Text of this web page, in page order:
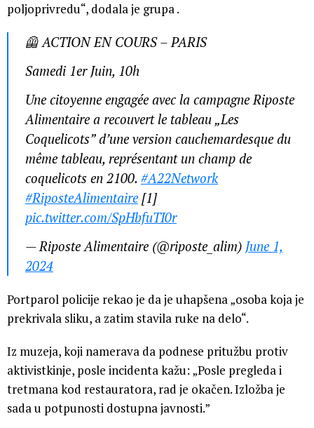
poljoprivredu“, dodala je grupa .
🦺 ACTION EN COURS – PARIS
Samedi 1er Juin, 10h
Une citoyenne engagée avec la campagne Riposte
Alimentaire a recouvert le tableau „Les
Coquelicots” d’une version cauchemardesque du
même tableau, représentant un champ de
coquelicots en 2100. #A22Network
#RiposteAlimentaire [1]
pic.twitter.com/SpHbfuTI0r
— Riposte Alimentaire (@riposte_alim) June 1,
2024
Portparol policije rekao je da je uhapšena „osoba koja je
prekrivala sliku, a zatim stavila ruke na delo“.
Iz muzeja, koji namerava da podnese pritužbu protiv
aktivistkinje, posle incidenta kažu: „Posle pregleda i
tretmana kod restauratora, rad je okačen. Izložba je
sada u potpunosti dostupna javnosti.”